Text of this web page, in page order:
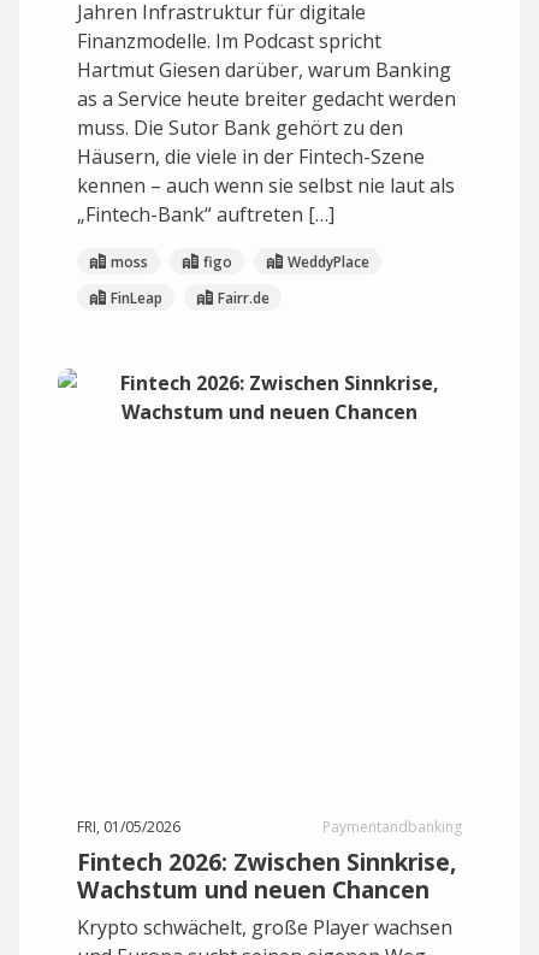
Jahren Infrastruktur für digitale
Finanzmodelle. Im Podcast spricht
Hartmut Giesen darüber, warum Banking
as a Service heute breiter gedacht werden
muss. Die Sutor Bank gehört zu den
Häusern, die viele in der Fintech-Szene
kennen – auch wenn sie selbst nie laut als
„Fintech-Bank“ auftreten […]
moss figo
WeddyPlace
FinLeap
Fairr.de
FRI, 01/05/2026 Paymentandbanking
Fintech 2026: Zwischen Sinnkrise,
Wachstum und neuen Chancen
Krypto schwächelt, große Player wachsen